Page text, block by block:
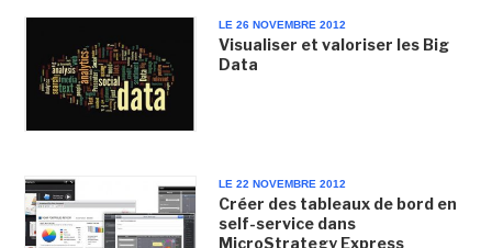
LE 26 NOVEMBRE 2012
Visualiser et valoriser les Big
Data
LE 22 NOVEMBRE 2012
Créer des tableaux de bord en
self-service dans
MicroStrategy Express